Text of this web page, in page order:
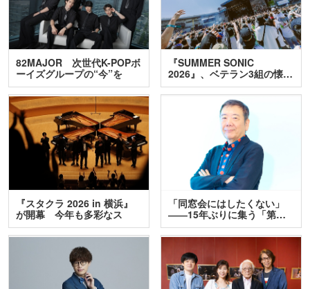
82MAJOR 次世代K-POPボ
ーイズグループの“今”を
訊…
『SUMMER SONIC
2026』、ベテラン3組の懐…
『スタクラ 2026 in 横浜』
が開幕 今年も多彩なス
テ…
「同窓会にはしたくない」
――15年ぶりに集う「第…